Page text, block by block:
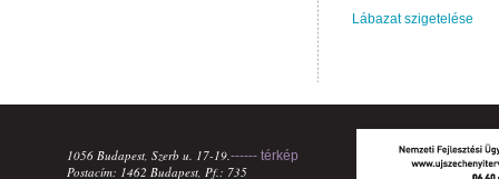
Lábazat szigetelése
1056 Budapest, Szerb u. 17-19.------ térkép
Postacím: 1462 Budapest, Pf.: 735